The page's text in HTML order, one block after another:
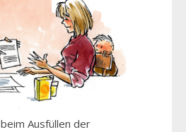
Ausfüllen der